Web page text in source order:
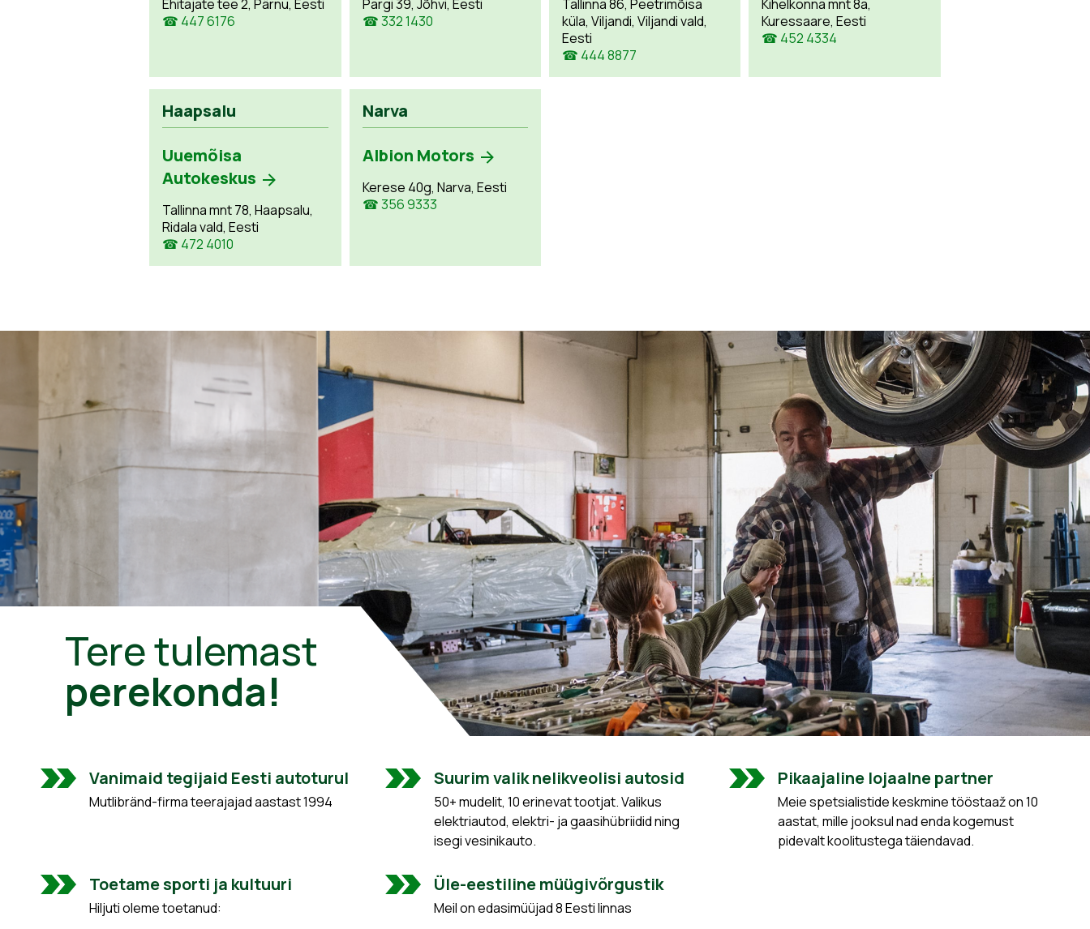
Ehitajate tee 2, Pärnu, Eesti
☎ 447 6176
Pargi 39, Jõhvi, Eesti
☎ 332 1430
Tallinna 86, Peetrimõisa
küla, Viljandi, Viljandi vald,
Eesti
☎ 444 8877
Kihelkonna mnt 8a,
Kuressaare, Eesti
☎ 452 4334
Haapsalu
Uuemõisa
Autokeskus
Tallinna mnt 78, Haapsalu,
Ridala vald, Eesti
☎ 472 4010
Narva
Albion Motors
Kerese 40g, Narva, Eesti
☎ 356 9333
Tere tulemast
perekonda!
Vanimaid tegijaid Eesti autoturul
Mutlibränd-firma teerajajad aastast 1994
Suurim valik nelikveolisi autosid
50+ mudelit, 10 erinevat tootjat. Valikus
elektriautod, elektri- ja gaasihübriidid ning
isegi vesinikauto.
Pikaajaline lojaalne partner
Meie spetsialistide keskmine tööstaaž on 10
aastat, mille jooksul nad enda kogemust
pidevalt koolitustega täiendavad.
Toetame sporti ja kultuuri
Hiljuti oleme toetanud:
Üle-eestiline müügivõrgustik
Meil on edasimüüjad 8 Eesti linnas